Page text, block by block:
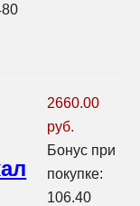
2660.00
руб.
Бонус при
покупке:
106.40